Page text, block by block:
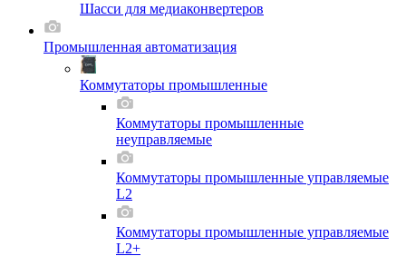
Шасси для мeдиаконвертеров
Промышленная автоматизация
Коммутаторы промышленные
Коммутаторы промышленные
неуправляемые
Коммутаторы промышленные управляемые
L2
Коммутаторы промышленные управляемые
L2+